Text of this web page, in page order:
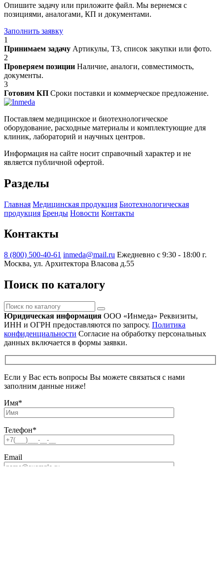
Опишите задачу или приложите файл. Мы вернемся с
позициями, аналогами, КП и документами.
Заполнить заявку
1
Принимаем задачу Артикулы, ТЗ, список закупки или фото.
2
Проверяем позиции Наличие, аналоги, совместимость,
документы.
3
Готовим КП Сроки поставки и коммерческое предложение.
Поставляем медицинское и биотехнологическое
оборудование, расходные материалы и комплектующие для
клиник, лабораторий и научных центров.
Информация на сайте носит справочный характер и не
является публичной офертой.
Разделы
Главная Медицинская продукция Биотехнологическая
продукция Бренды Новости Контакты
Контакты
8 (800) 500-40-61 inmeda@mail.ru Ежедневно с 9:30 - 18:00 г.
Москва, ул. Архитектора Власова д.55
Поиск по каталогу
Поиск
по
каталогу
Юридическая информация ООО «Инмеда» Реквизиты,
ИНН и ОГРН предоставляются по запросу. Политика
конфиденциальности Согласие на обработку персональных
данных включается в формы заявки.
Если у Вас есть вопросы Вы можете связаться с нами
заполним данные ниже!
Имя*
Телефон*
Email